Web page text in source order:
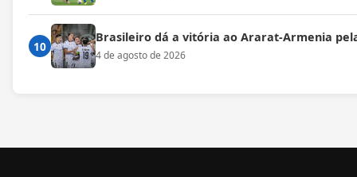
10
Brasileiro dá a vitória ao Ararat-Armenia
4 de agosto de 2026